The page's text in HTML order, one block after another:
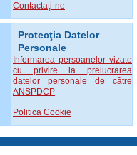
Contactaţi-ne
Protecţia Datelor
Personale
Informarea persoanelor vizate
cu privire la prelucrarea
datelor personale de către
ANSPDCP
Politica Cookie